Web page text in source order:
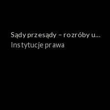
Sądy przesądy – rozróby u
Kuby
Instytucje prawa